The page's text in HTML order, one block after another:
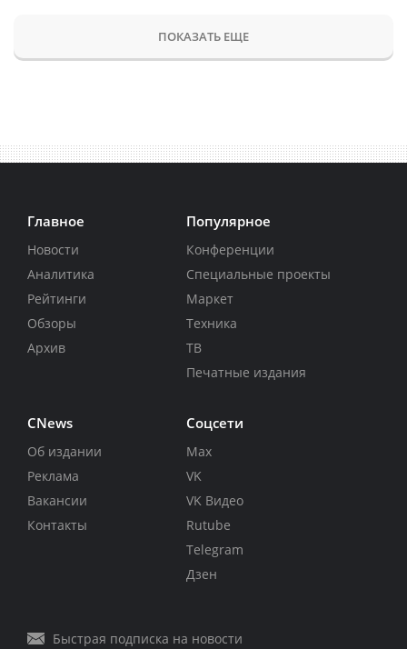
ПОКАЗАТЬ ЕЩЕ
Главное
Новости
Аналитика
Рейтинги
Обзоры
Архив
Популярное
Конференции
Специальные проекты
Маркет
Техника
ТВ
Печатные издания
CNews
Об издании
Реклама
Вакансии
Контакты
Соцсети
Max
VK
VK Видео
Rutube
Telegram
Дзен
Быстрая подписка на новости